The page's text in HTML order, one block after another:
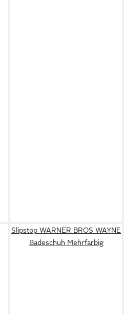
Slipstop WARNER BROS WAYNE
Badeschuh Mehrfarbig